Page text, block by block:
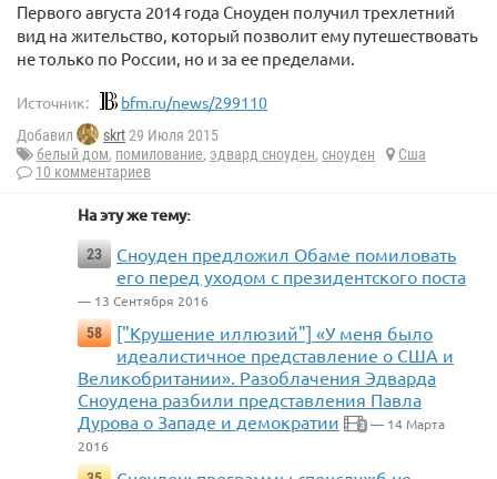
Первого августа 2014 года Сноуден получил трехлетний
вид на жительство, который позволит ему путешествовать
не только по России, но и за ее пределами.
Источник: bfm.ru/news/299110
Добавил skrt29 Июля 2015
белый дом, помилование, эдвард сноуден, сноуден
Сша
10 комментариев
На эту же тему:
23
Сноуден предложил Обаме помиловать
его перед уходом с президентского поста
— 13 Сентября 2016
58
["Крушение иллюзий"] «У меня было
идеалистичное представление о США и
Великобритании». Разоблачения Эдварда
Сноудена разбили представления Павла
Дурова о Западе и демократии
3 — 14 Марта
2016